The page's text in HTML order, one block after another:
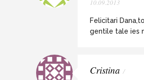
10.09.2013
Felicitari
gentile tale ies
Cristina /